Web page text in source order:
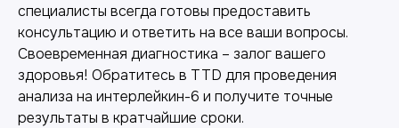
специалисты всегда готовы предоставить
консультацию и ответить на все ваши вопросы.
Своевременная диагностика – залог вашего
здоровья! Обратитесь в TTD для проведения
анализа на интерлейкин-6 и получите точные
результаты в кратчайшие сроки.
Лабораторная диагностика
Точные анализы для контроля здоровья и
выявления заболеваний.